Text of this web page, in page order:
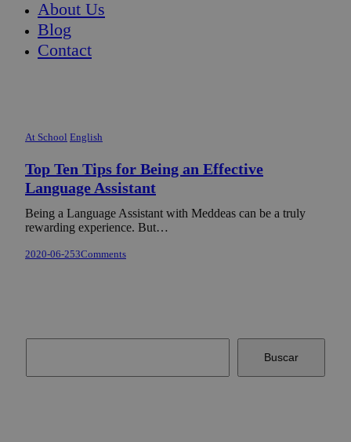
About Us
Blog
Contact
At School English
Top Ten Tips for Being an Effective
Language Assistant
Being a Language Assistant with Meddeas can be a truly
rewarding experience. But…
2020-06-253Comments
Buscar